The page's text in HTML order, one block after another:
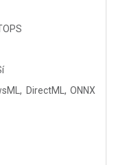
DirectML, ONNX